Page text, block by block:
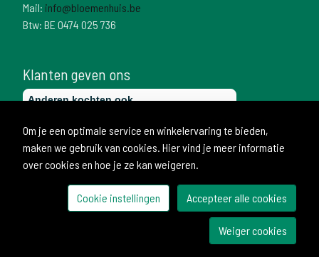
Mail: info@bloemenhuis.be
Btw: BE 0474 025 736
Klanten geven ons
Om je een optimale service en winkelervaring te bieden,
maken we gebruik van cookies. Hier vind je meer informatie
over cookies en hoe je ze kan weigeren.
Cookie instellingen Accepteer alle cookies
Weiger cookies